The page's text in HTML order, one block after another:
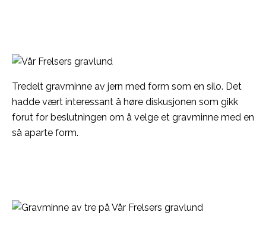
Tredelt gravminne av jern med form som en silo. Det
hadde vært interessant å høre diskusjonen som gikk
forut for beslutningen om å velge et gravminne med en
så aparte form.